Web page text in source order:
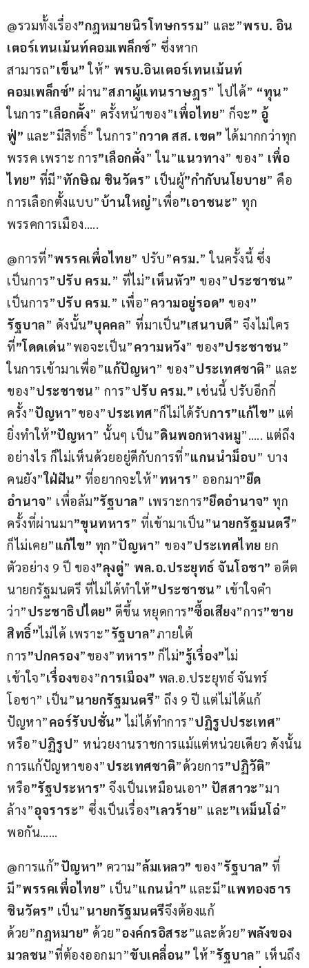
@รวมทั้งเรื่อง”กฎหมายนิรโทษกรรม” และ”พรบ. อิน
เตอร์เทนเม้นท์คอมเพล็กซ์” ซึ่งหาก
สามารถ”เข็น” ให้” พรบ.อินเตอร์เทนเม้นท์
คอมเพล็กซ์” ผ่าน”สภาผู้แทนราษฎร” ไปได้” “ทุน”
ในการ”เลือกตั้ง” ครั้งหน้าของ”เพื่อไทย” ก็จะ” อู้
ฟู่” และ”มีสิทธิ์” ในการ”กวาด สส. เขต” ได้มากกว่าทุก
พรรค เพราะ การ”เลือกตั่ง” ใน”แนวทาง” ของ” เพื่อ
ไทย” ที่มี”ทักษิณ ชินวัตร” เป็นผู้”กำกับนโยบาย” คือ
การเลือกตั้งแบบ”บ้านใหญ่”เพื่อ”เอาชนะ” ทุก
พรรคการเมือง…..
@การที่”พรรคเพื่อไทย” ปรับ”ครม.” ในครั้งนี้ ซึ่ง
เป็นการ”ปรับ ครม.” ที่ไม่”เห็นหัว” ของ”ประชาชน”
เป็นการ”ปรับ ครม.” เพื่อ”ความอยู่รอด” ของ”
รัฐบาล” ดังนั้น”บุคคล” ที่มาเป็น”เสนาบดี” จึงไม่ใคร
ที่”โดดเด่น”พอจะเป็น”ความหวัง” ของ”ประชาชน”
ในการเข้ามาเพื่อ”แก้ปัญหา” ของ”ประเทศชาติ” และ
ของ”ประชาชน” การ”ปรับ ครม.” เช่นนี้ ปรับอีกกี่
ครั้ง”ปัญหา”ของ”ประเทศ”ก็ไม่ได้รับการ”แก้ไข” แต่
ยิ่งทำให้”ปัญหา” นั้นๆ เป็น”ดินพอกหางหมู”….. แต่ถึง
อย่างไร ก็ไม่เห็นด้วยอยู่ดีกับการที่”แกนนำม็อบ” บาง
คนยัง”ใฝ่ฝัน” ที่อยากจะให้”ทหาร” ออกมา”ยึด
อำนาจ” เพื่อล้ม”รัฐบาล” เพราะการ”ยึดอำนาจ” ทุก
ครั้งที่ผ่านมา”ขุนทหาร” ที่เข้ามาเป็น”นายกรัฐมนตรี”
ก็ไม่เคย”แก้ไข” ทุก”ปัญหา” ของ”ประเทศไทย ยก
ตัวอย่าง 9 ปี ของ”ลุงตู่” พล.อ.ประยุทธ์ จันโอชา” อดีต
นายกรัฐมนตรี ที่ไม่ได้ทำให้”ประชาชน” เข้าใจคำ
ว่า”ประชาธิปไตย” ดีขึ้น หยุดการ”ซื้อเสียง”การ”ขาย
สิทธิ์”ไม่ได้ เพราะ”รัฐบาล”ภายใต้
การ”ปกครอง”ของ”ทหาร” ก็ไม่”รู้เรื่อง”ไม่
เข้าใจ”เรื่องของ”การเมือง” พล.อ.ประยุทธ์ จันทร์
โอชา” เป็น”นายกรัฐมนตรี” ถึง 9 ปี แต่ไม่ได้แก้
ปัญหา”คอร์รับปชั่น” ไม่ได้ทำการ”ปฏิรูปประเทศ”
หรือ”ปฏิรูป” หน่วยงานราชการแม้แต่หน่วยเดียว ดังนั้น
การแก้ปัญหาของ”ประเทศชาติ”ด้วยการ”ปฏิวัติ”
หรือ”รัฐประหาร” จึงเป็นเหมือนเอา” ปัสสาวะ”มา
ล้าง”อุจราระ” ซึ่งเป็นเรื่อง”เลวร้าย” และ”เหม็นโฉ่”
พอกัน……
@การแก้”ปัญหา” ความ”ล้มเหลว” ของ”รัฐบาล” ที่
มี”พรรคเพื่อไทย” เป็น”แกนนำ” และมี”แพทองธาร
ชินวัตร” เป็น”นายกรัฐมนตรีจึงต้องแก้
ด้วย”กฎหมาย” ด้วย”องค์กรอิสระ”และด้วย”พลังของ
มวลชน”ที่ต้องออกมา”ขับเคลื่อน” ให้”รัฐบาล” เห็นถึง